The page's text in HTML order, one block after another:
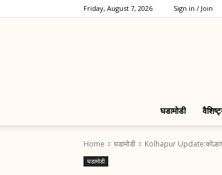
Friday, August 7, 2026 Sign in / Join
घडामोडी
Home घडामोडी Kolhapur
घडामोडी